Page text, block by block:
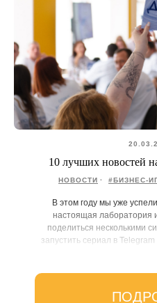
10 лучших новостей
НОВОСТИ #БИЗНЕС-
В этом году мы уже
настоящая лаборатория
поделиться несколькими
запустить сериал в